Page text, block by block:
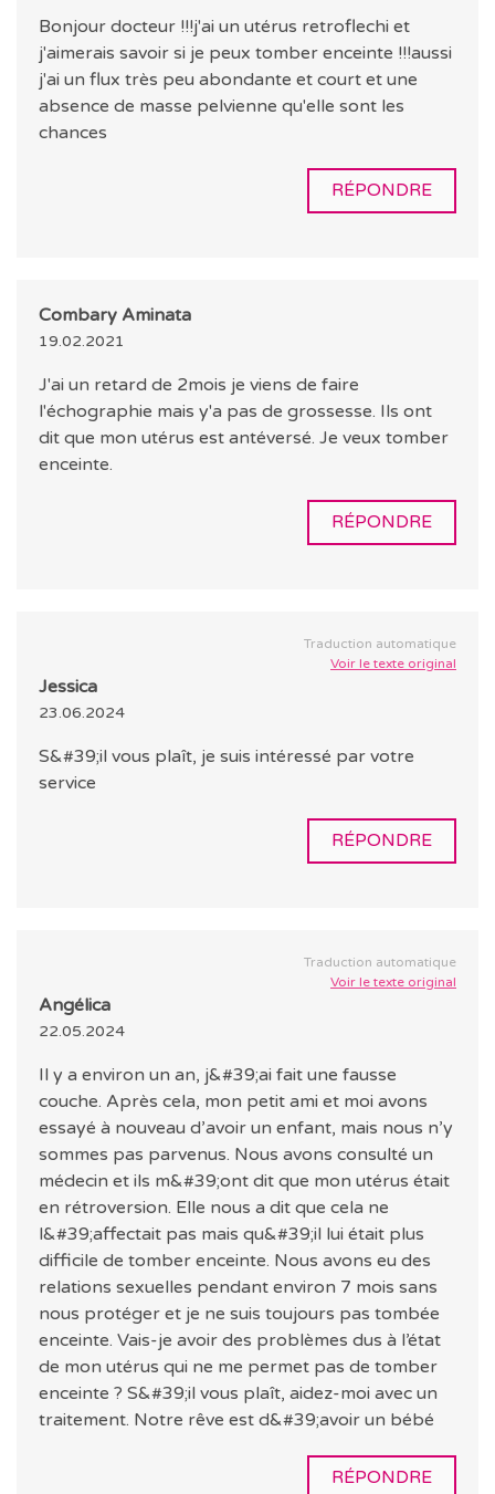
Bonjour docteur !!!j'ai un utérus retroflechi et
j'aimerais savoir si je peux tomber enceinte !!!aussi
j'ai un flux très peu abondante et court et une
absence de masse pelvienne qu'elle sont les
chances
RÉPONDRE
Combary Aminata
19.02.2021
J'ai un retard de 2mois je viens de faire
l'échographie mais y'a pas de grossesse. Ils ont
dit que mon utérus est antéversé. Je veux tomber
enceinte.
RÉPONDRE
Traduction automatique
Voir le texte original
Jessica
23.06.2024
S&#39;il vous plaît, je suis intéressé par votre
service
RÉPONDRE
Traduction automatique
Voir le texte original
Angélica
22.05.2024
Il y a environ un an, j&#39;ai fait une fausse
couche. Après cela, mon petit ami et moi avons
essayé à nouveau d’avoir un enfant, mais nous n’y
sommes pas parvenus. Nous avons consulté un
médecin et ils m&#39;ont dit que mon utérus était
en rétroversion. Elle nous a dit que cela ne
l&#39;affectait pas mais qu&#39;il lui était plus
difficile de tomber enceinte. Nous avons eu des
relations sexuelles pendant environ 7 mois sans
nous protéger et je ne suis toujours pas tombée
enceinte. Vais-je avoir des problèmes dus à l’état
de mon utérus qui ne me permet pas de tomber
enceinte ? S&#39;il vous plaît, aidez-moi avec un
traitement. Notre rêve est d&#39;avoir un bébé
RÉPONDRE